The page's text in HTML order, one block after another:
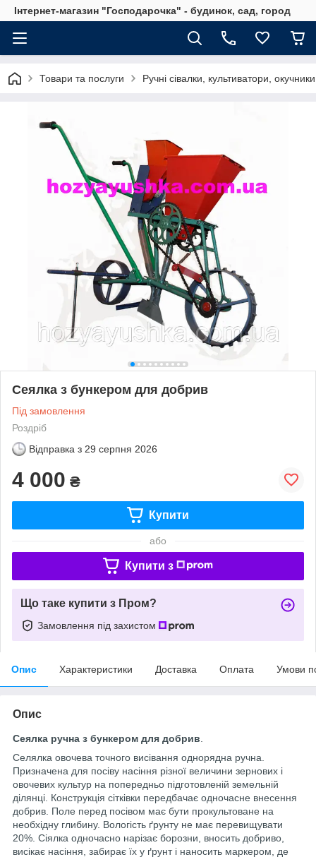
Інтернет-магазин "Господарочка" - будинок, сад, город
Товари та послуги Ручні сівалки, культиватори,
Сеялка з бункером для добрив
Під замовлення
Роздріб
Відправка з 29 серпня 2026
4 000 ₴
Купити
або
Купити з
Що таке купити з Пром?
Замовлення під захистом
Опис Характеристики Доставка Оплата Умови
Опис
Сеялка ручна з бункером для добрив
Селялка овочева точного висівання однорядна ручна.
Призначена для посіву насіння різної величини зернових і
овочевих культур на попередньо підготовленій земельній
ділянці. Конструкція сітківки передбачає одночасне внесення
добрив. Поле перед посівом має бути прокультоване на
необхідну глибину. Вологість ґрунту не має перевищувати
20%. Сіялка одночасно нарізає борозни, вносить добриво,
висікає насіння, забирає їх у ґрунт і наносить маркером, де